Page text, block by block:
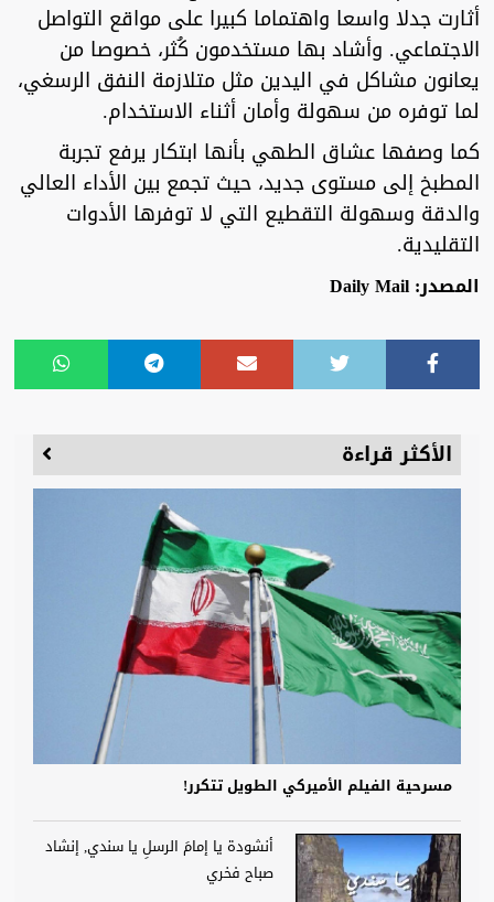
أثارت جدلا واسعا واهتماما كبيرا على مواقع التواصل
الاجتماعي. وأشاد بها مستخدمون كُثر، خصوصا من
يعانون مشاكل في اليدين مثل متلازمة النفق الرسغي،
لما توفره من سهولة وأمان أثناء الاستخدام.
كما وصفها عشاق الطهي بأنها ابتكار يرفع تجربة
المطبخ إلى مستوى جديد، حيث تجمع بين الأداء العالي
والدقة وسهولة التقطيع التي لا توفرها الأدوات
التقليدية.
المصدر: Daily Mail
الأكثر قراءة
مسرحية الفيلم الأميركي الطويل تتكرر!
أنشودة يا إمامَ الرسلِ يا سندي, إنشاد
صباح فخري